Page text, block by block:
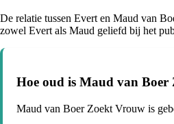
De relatie tussen Evert en Maud van
zowel Evert als Maud geliefd bij het
Hoe oud is Maud van Boer
Maud van Boer Zoekt Vrouw is